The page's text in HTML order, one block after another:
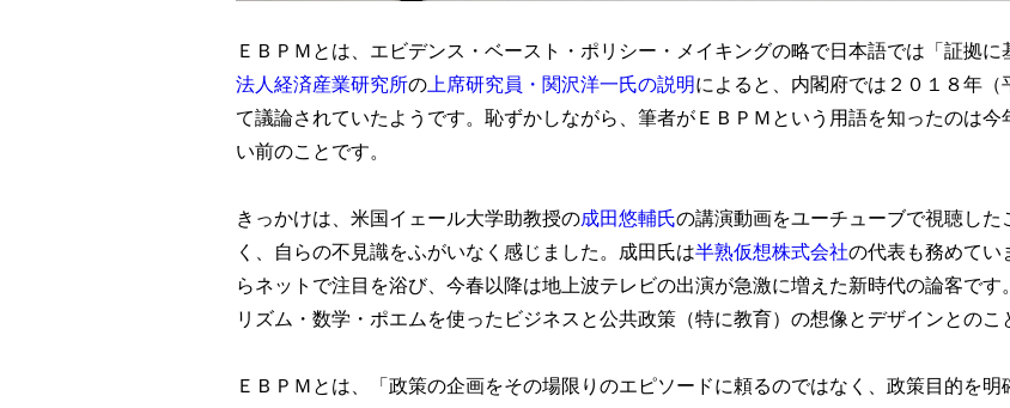
ＥＢＰＭとは、エビデンス・ベースト・ポリシー・メイキングの略で日本語では「証拠に
法人経済産業研究所の 上席研究員・関沢洋一氏の説明によると、内閣府では２０１８年
て議論されていたようです。恥ずかしながら、筆者がＥＢＰＭという用語を知ったのは
い前のことです。
きっかけは、米国イェール大学助教授の成田悠輔氏の講演動画をユーチューブで視聴し
く、自らの不見識をふがいなく感じました。成田氏は半熟仮想株式会社の代表も務めてい
らネットで注目を浴び、今春以降は地上波テレビの出演が急激に増えた新時代の論客で
リズム・数学・ポエムを使ったビジネスと公共政策（特に教育）の想像とデザインとのこ
ＥＢＰＭとは、「政策の企画をその場限りのエピソードに頼るのではなく、政策目的を明